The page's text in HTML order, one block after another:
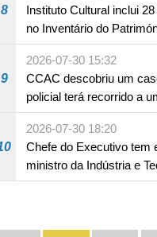
8
Instituto Cultural inclui
no Inventário do
9
2026-07-30 15:32
CCAC descobriu um
policial terá recorrido a
assumir por si a culpa
infracção rodoviária
2026-07-30 18:20
Chefe do Executivo tem
ministro da Indústria e
Informação